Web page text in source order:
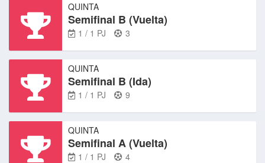
QUINTA
Semifinal B (Vuelta)
1 / 1 PJ 3
QUINTA
Semifinal B (Ida)
1 / 1 PJ 9
QUINTA
Semifinal A (Vuelta)
1 / 1 PJ 4